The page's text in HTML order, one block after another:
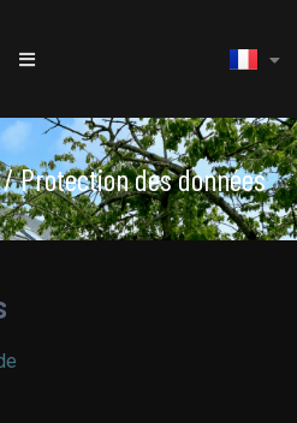
Protection des données